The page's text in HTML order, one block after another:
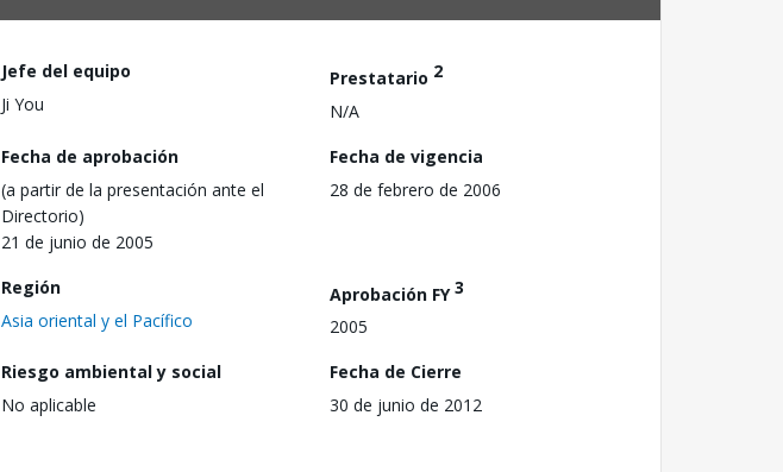
Jefe del equipo
Ji You
Prestatario 2
N/A
Fecha de aprobación
(a partir de la presentación ante el
Directorio)
21 de junio de 2005
Fecha de vigencia
28 de febrero de 2006
Región
Asia oriental y el Pacífico
Aprobación FY3
2005
Riesgo ambiental y social
No aplicable
Fecha de Cierre
30 de junio de 2012